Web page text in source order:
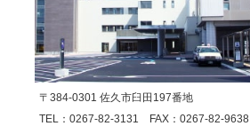
〒384-0301 佐久市臼田197番地
TEL：0267-82-3131 FAX：0267-82-9638